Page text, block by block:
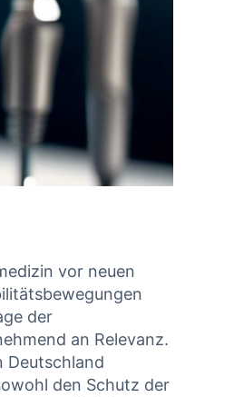
vor⁢ neuen
der
an Relevanz.
Deutschland
den Schutz der